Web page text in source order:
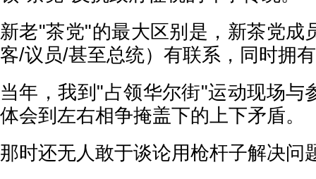
新老"茶党"的最大区别是，新茶党成
客/议员/甚至总统）有联系，同时拥
当年，我到"占领华尔街"运动现场与
体会到左右相争掩盖下的上下矛盾。
那时还无人敢于谈论用枪杆子解决